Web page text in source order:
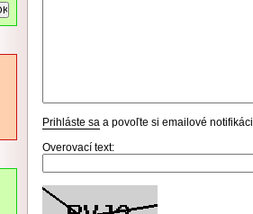
Prihláste sa a povoľte si emailové
Overovací text: